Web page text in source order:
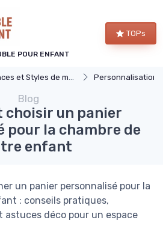
POUR ENFANT
TOPs
et Styles de meuble enfant Personnalisation
Blog
choisir un panier
pour la chambre de
enfant
un panier personnalisé pour la
: conseils pratiques,
déco pour un espace